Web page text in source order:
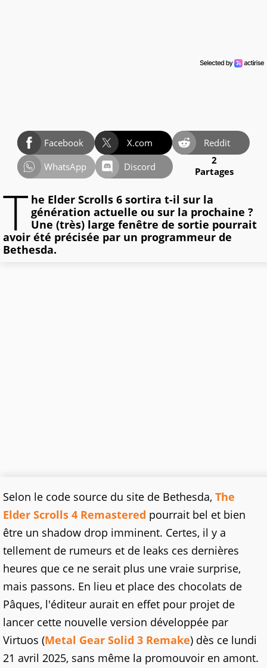
Facebook X.com
Reddit
WhatsApp
Discord
2
Partages
T he Elder Scrolls 6 sortira t-il sur la
génération actuelle ou sur la prochaine ?
Une (très) large fenêtre de sortie pourrait
avoir été précisée par un programmeur de
Bethesda.
Selon le code source du site de Bethesda, The
Elder Scrolls 4 Remastered pourrait bel et bien
être un shadow drop imminent. Certes, il y a
tellement de rumeurs et de leaks ces dernières
heures que ce ne serait plus une vraie surprise,
mais passons. En lieu et place des chocolats de
Pâques, l'éditeur aurait en effet pour projet de
lancer cette nouvelle version développée par
Virtuos (Metal Gear Solid 3 Remake) dès ce lundi
21 avril 2025, sans même la promouvoir en amont.